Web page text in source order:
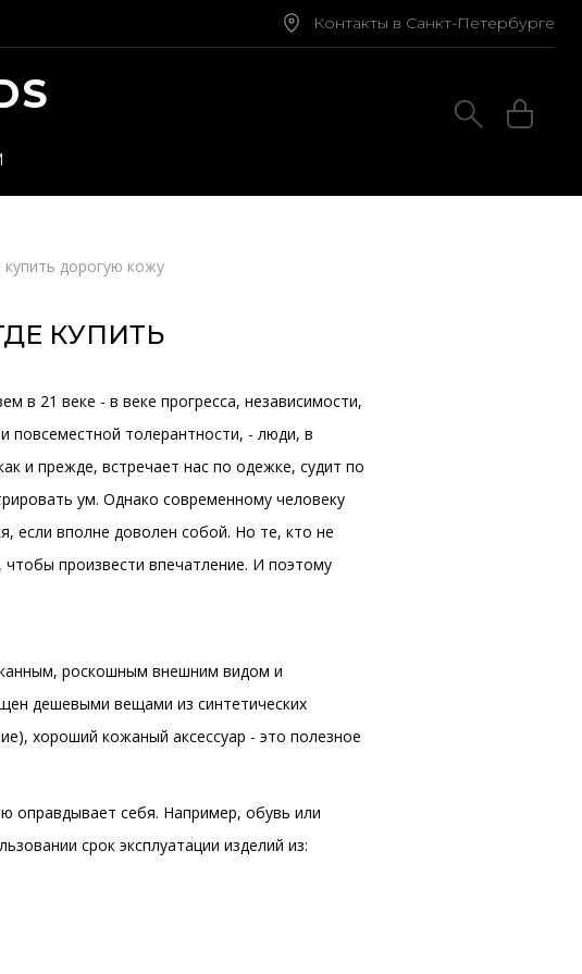
Контакты в Санкт-Петербурге
дорогую кожу
КУПИТЬ
в 21 веке - в веке прогресса, независимости,
повсеместной толерантности, - люди, в
и прежде, встречает нас по одежке, судит по
ум. Однако современному человеку
если вполне доволен собой. Но те, кто не
произвести впечатление. И поэтому
роскошным внешним видом и
дешевыми вещами из синтетических
хороший кожаный аксессуар - это полезное
оправдывает себя. Например, обувь или
срок эксплуатации изделий из: